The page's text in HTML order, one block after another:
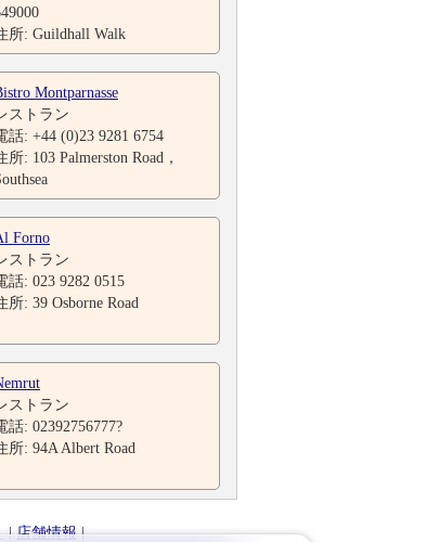
所: Guildhall Walk
Montparnasse
ストラン
話: +44 (0)23 9281 6754
所: 103 Palmerston Road，
Forno
ストラン
話: 023 9282 0515
所: 39 Osborne Road
ストラン
話: 02392756777?
所: 94A Albert Road
|店舗情報|